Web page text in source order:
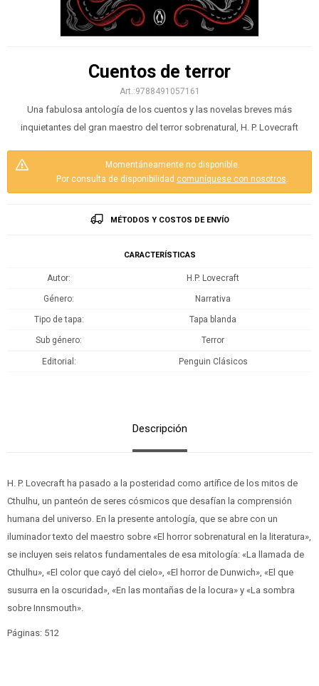
Cuentos de terror
9788491057161
Una fabulosa antología de los cuentos y las novelas breves más
inquietantes del gran maestro del terror sobrenatural, H. P. Lovecraft
Momentáneamente no disponible.
Por consulta de disponibilidad comuníquese con nosotros.
MÉTODOS Y COSTOS DE ENVÍO
CARACTERÍSTICAS
Autor H.P. Lovecraft
Género Narrativa
Tipo de tapa Tapa blanda
Sub género Terror
Editorial Penguin Clásicos
Descripción
H. P. Lovecraft ha pasado a la posteridad como artífice de los mitos de
Cthulhu, un panteón de seres cósmicos que desafían la comprensión
humana del universo. En la presente antología, que se abre con un
iluminador texto del maestro sobre «El horror sobrenatural en la literatura»,
se incluyen seis relatos fundamentales de esa mitología: «La llamada de
Cthulhu», «El color que cayó del cielo», «El horror de Dunwich», «El que
susurra en la oscuridad», «En las montañas de la locura» y «La sombra
sobre Innsmouth».
Páginas: 512